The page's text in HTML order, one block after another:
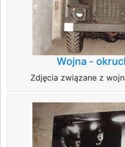
Wojna -
Zdjęcia związane z